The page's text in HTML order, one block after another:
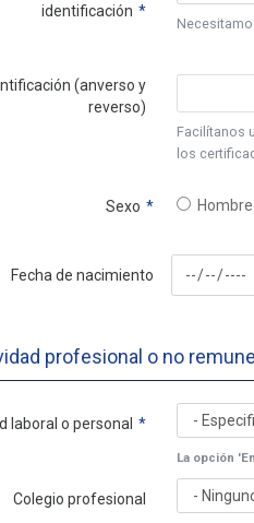
identificación
(anverso y
reverso)
Facilítanos
los
Sexo Hombre
Fecha de nacimiento
profesional o no
laboral o personal
La opción
Colegio profesional